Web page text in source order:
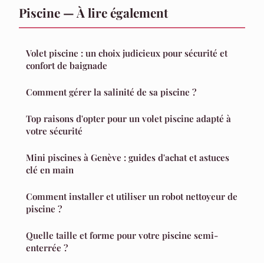
Piscine — À lire également
Volet piscine : un choix judicieux pour sécurité et
confort de baignade
Comment gérer la salinité de sa piscine ?
Top raisons d'opter pour un volet piscine adapté à
votre sécurité
Mini piscines à Genève : guides d'achat et astuces
clé en main
Comment installer et utiliser un robot nettoyeur de
piscine ?
Quelle taille et forme pour votre piscine semi-
enterrée ?